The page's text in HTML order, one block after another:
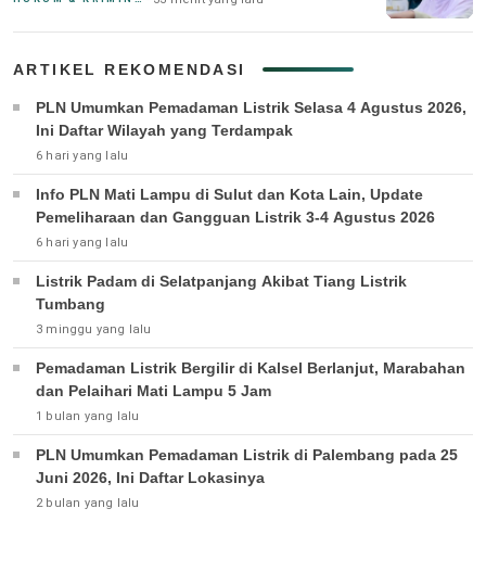
ARTIKEL REKOMENDASI
PLN Umumkan Pemadaman Listrik Selasa 4 Agustus 2026,
Ini Daftar Wilayah yang Terdampak
6 hari yang lalu
Info PLN Mati Lampu di Sulut dan Kota Lain, Update
Pemeliharaan dan Gangguan Listrik 3-4 Agustus 2026
6 hari yang lalu
Listrik Padam di Selatpanjang Akibat Tiang Listrik
Tumbang
3 minggu yang lalu
Pemadaman Listrik Bergilir di Kalsel Berlanjut, Marabahan
dan Pelaihari Mati Lampu 5 Jam
1 bulan yang lalu
PLN Umumkan Pemadaman Listrik di Palembang pada 25
Juni 2026, Ini Daftar Lokasinya
2 bulan yang lalu